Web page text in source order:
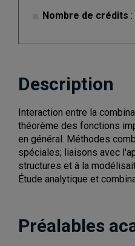
Nombre de crédits :
Description
Interaction entre la
théorème des fonctions
en général. Méthodes
spéciales; liaisons avec
structures et à la
Étude analytique et
Préalables